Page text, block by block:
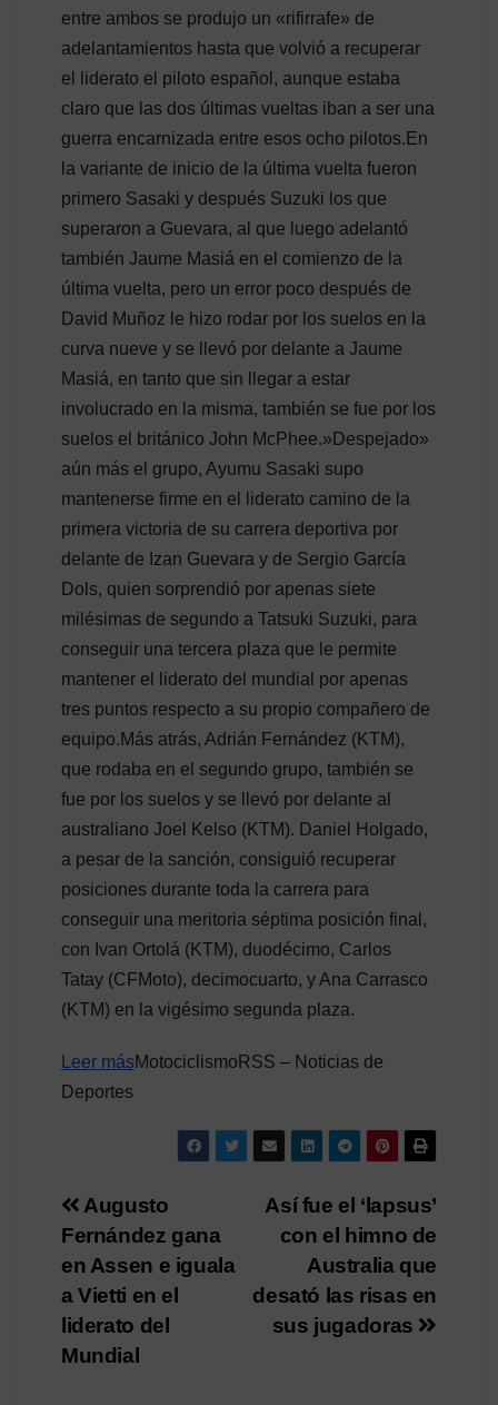
entre ambos se produjo un «rifirrafe» de
adelantamientos hasta que volvió a recuperar
el liderato el piloto español, aunque estaba
claro que las dos últimas vueltas iban a ser una
guerra encarnizada entre esos ocho pilotos.En
la variante de inicio de la última vuelta fueron
primero Sasaki y después Suzuki los que
superaron a Guevara, al que luego adelantó
también Jaume Masiá en el comienzo de la
última vuelta, pero un error poco después de
David Muñoz le hizo rodar por los suelos en la
curva nueve y se llevó por delante a Jaume
Masiá, en tanto que sin llegar a estar
involucrado en la misma, también se fue por los
suelos el británico John McPhee.»Despejado»
aún más el grupo, Ayumu Sasaki supo
mantenerse firme en el liderato camino de la
primera victoria de su carrera deportiva por
delante de Izan Guevara y de Sergio García
Dols, quien sorprendió por apenas siete
milésimas de segundo a Tatsuki Suzuki, para
conseguir una tercera plaza que le permite
mantener el liderato del mundial por apenas
tres puntos respecto a su propio compañero de
equipo.Más atrás, Adrián Fernández (KTM),
que rodaba en el segundo grupo, también se
fue por los suelos y se llevó por delante al
australiano Joel Kelso (KTM). Daniel Holgado,
a pesar de la sanción, consiguió recuperar
posiciones durante toda la carrera para
conseguir una meritoria séptima posición final,
con Ivan Ortolá (KTM), duodécimo, Carlos
Tatay (CFMoto), decimocuarto, y Ana Carrasco
(KTM) en la vigésimo segunda plaza.
Leer másMotociclismoRSS – Noticias de
Deportes
Navegación
de
entradas
Así fue el ‘lapsus’
con el himno de
Australia que
desató las risas en
sus jugadoras
Augusto
Fernández gana
en Assen e iguala
a Vietti en el
liderato del
Mundial